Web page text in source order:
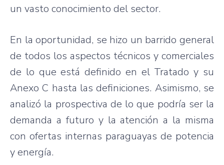
un vasto conocimiento del sector.
En la oportunidad, se hizo un barrido general
de todos los aspectos técnicos y comerciales
de lo que está definido en el Tratado y su
Anexo C hasta las definiciones. Asimismo, se
analizó la prospectiva de lo que podría ser la
demanda a futuro y la atención a la misma
con ofertas internas paraguayas de potencia
y energía.